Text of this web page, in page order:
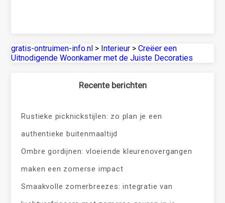
gratis-ontruimen-info.nl > Interieur >Creëer een
Uitnodigende Woonkamer met de Juiste Decoraties
Recente berichten
Rustieke picknickstijlen: zo plan je een
authentieke buitenmaaltijd
Ombre gordijnen: vloeiende kleurenovergangen
maken een zomerse impact
Smaakvolle zomerbreezes: integratie van